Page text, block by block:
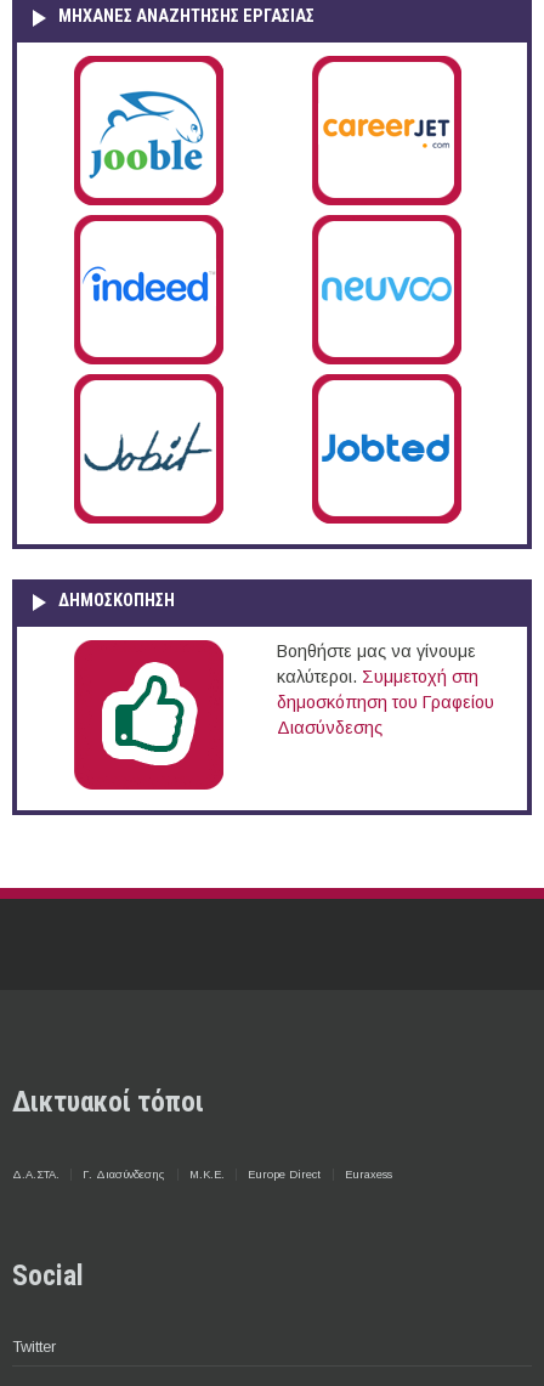
ΜΗΧΑΝΕΣ ΑΝΑΖΗΤΗΣΗΣ ΕΡΓΑΣΙΑΣ
ΔΗΜΟΣΚΌΠΗΣΗ
Βοηθήστε μας να γίνουμε
καλύτεροι. Συμμετοχή στη
δημοσκόπηση του Γραφείου
Διασύνδεσης
Δικτυακοί τόποι
Δ.Α.ΣΤΑ. Γ. Διασύνδεσης Μ.Κ.Ε. Europe Direct Euraxess
Social
Twitter